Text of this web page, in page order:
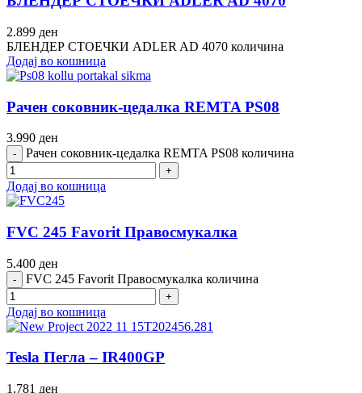
2.899 ден
БЛЕНДЕР СТОЕЧКИ ADLER AD 4070 количина
Додај во кошница
Рачен соковник-цедалка REMTA PS08
3.990 ден
Рачен соковник-цедалка REMTA PS08 количина
Додај во кошница
FVC 245 Favorit Правосмукалка
5.400 ден
FVC 245 Favorit Правосмукалка количина
Додај во кошница
Tesla Пегла – IR400GP
1.781 ден